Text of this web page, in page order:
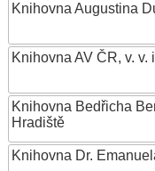
Knihovna Augustina
Knihovna AV ČR, v. v.
Knihovna Bedřicha
Hradiště
Knihovna Dr.